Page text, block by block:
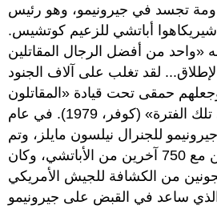
تجسد في جيرونيمو، وهو رئيس
أباتشي للزعيم كوتشيس.
«واحد من أفضل الرجال المقاتلين
لقد تغلب على آلاف الجنود
وجعلهم حمقى تحت قيادة «المقاتلون
الهنود» الأكثر قدرة في تلك الفترة» (كوفر، 1979). في عام
جيرونيمو للجنرال نيلسون مايلز، وتم
إرساله إلى السجن مع 750 آخرين من الأباتشي، وكان
من الكشافة للجيش الأمريكي